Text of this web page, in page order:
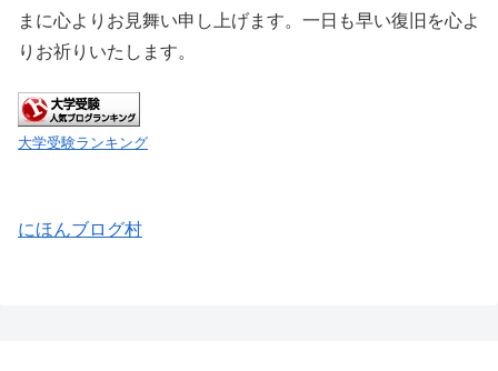
まに心よりお見舞い申し上げます。一日も早い復旧を心よ
りお祈りいたします。
大学受験ランキング
にほんブログ村